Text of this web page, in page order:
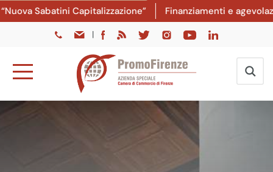
Sabatini Capitalizzazione” Finanziamenti e
|